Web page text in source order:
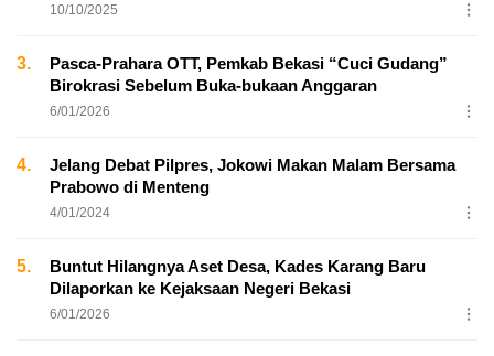
10/10/2025
3.
Pasca-Prahara OTT, Pemkab Bekasi “Cuci Gudang”
Birokrasi Sebelum Buka-bukaan Anggaran
6/01/2026
4.
Jelang Debat Pilpres, Jokowi Makan Malam Bersama
Prabowo di Menteng
4/01/2024
5.
Buntut Hilangnya Aset Desa, Kades Karang Baru
Dilaporkan ke Kejaksaan Negeri Bekasi
6/01/2026